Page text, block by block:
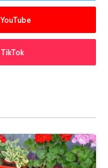
YouTube
TikTok